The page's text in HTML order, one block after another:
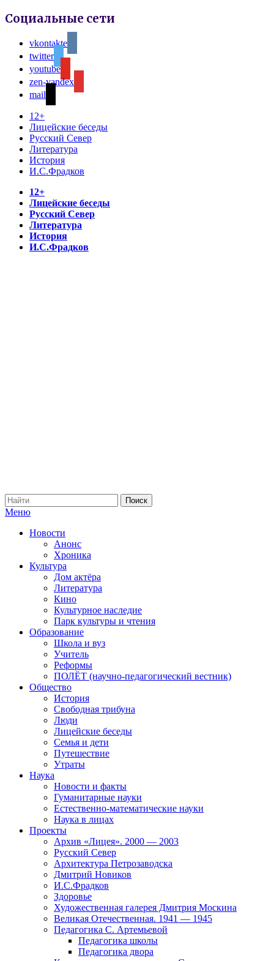
Социальные сети
vkontakte
twitter
youtube
zen-yandex
mail
12+
Лицейские беседы
Русский Север
Литература
История
И.С.Фрадков
12+
Лицейские беседы
Русский Север
Литература
История
И.С.Фрадков
Меню
Новости
Анонс
Хроника
Культура
Дом актёра
Литература
Кино
Культурное наследие
Парк культуры и чтения
Образование
Школа и вуз
Учитель
Реформы
ПОЛЁТ (научно-педагогический вестник)
Общество
История
Свободная трибуна
Люди
Лицейские беседы
Семья и дети
Путешествие
Утраты
Наука
Новости и факты
Гуманитарные науки
Естественно-математические науки
Наука в лицах
Проекты
Архив «Лицея». 2000 — 2003
Русский Север
Архитектура Петрозаводска
Дмитрий Новиков
И.С.Фрадков
Здоровье
Художественная галерея Дмитрия Москина
Великая Отечественная. 1941 — 1945
Педагогика С. Артемьевой
Педагогика школы
Педагогика двора